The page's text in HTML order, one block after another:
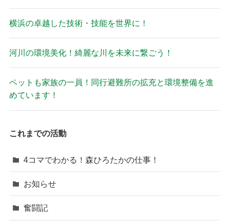
横浜の卓越した技術・技能を世界に！
河川の環境美化！綺麗な川を未来に繋ごう！
ペットも家族の一員！同行避難所の拡充と環境整備を進
めています！
これまでの活動
4コマでわかる！森ひろたかの仕事！
お知らせ
奮闘記